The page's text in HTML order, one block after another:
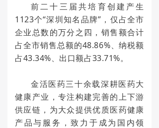
前二十三届共培育创建产生
1123个“深圳知名品牌”，仅占全市
企业总数的万分之四，销售额合计
占全市销售总额的48.86%、纳税额
占43.34%、出口额占33.71%。
金活医药三十余载深耕医药大
健康产业，专注构建完善的上下游
供应链，为大众提供优质医药健康
产品与服务，致力于成为国内领